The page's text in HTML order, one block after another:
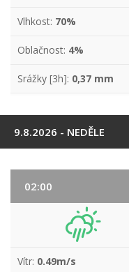
Vlhkost: 70%
Oblačnost: 4%
Srážky [3h]: 0,37 mm
9.8.2026 - NEDĚLE
02:00
Vítr: 0.49m/s